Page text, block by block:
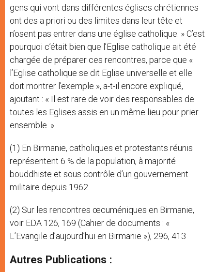
gens qui vont dans différentes églises chrétiennes
ont des a priori ou des limites dans leur tête et
n’osent pas entrer dans une église catholique. » C’est
pourquoi c’était bien que l’Eglise catholique ait été
chargée de préparer ces rencontres, parce que «
l’Eglise catholique se dit Eglise universelle et elle
doit montrer l’exemple », a-t-il encore expliqué,
ajoutant : « Il est rare de voir des responsables de
toutes les Eglises assis en un même lieu pour prier
ensemble. »
(1) En Birmanie, catholiques et protestants réunis
représentent 6 % de la population, à majorité
bouddhiste et sous contrôle d’un gouvernement
militaire depuis 1962.
(2) Sur les rencontres œcuméniques en Birmanie,
voir EDA 126, 169 (Cahier de documents : «
L’Evangile d’aujourd’hui en Birmanie »), 296, 413
Autres Publications :